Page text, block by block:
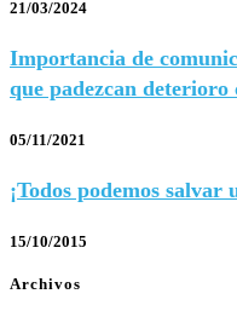
21/03/2024
Importancia de
que padezcan deterioro
05/11/2021
¡Todos podemos salvar
15/10/2015
Archivos